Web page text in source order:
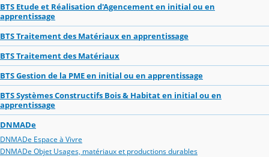
BTS Etude et Réalisation d'Agencement en initial ou en
apprentissage
BTS Traitement des Matériaux en apprentissage
BTS Traitement des Matériaux
BTS Gestion de la PME en initial ou en apprentissage
BTS Systèmes Constructifs Bois & Habitat en initial ou en
apprentissage
DNMADe
DNMADe Espace à Vivre
DNMADe Objet Usages, matériaux et productions durables